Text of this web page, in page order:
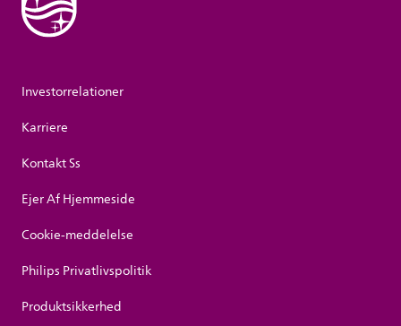
Investorrelationer
Karriere
Kontakt Ss
Ejer Af Hjemmeside
Cookie-meddelelse
Philips Privatlivspolitik
Produktsikkerhed